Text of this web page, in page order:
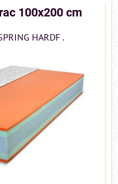
100x200 cm
HARDF .